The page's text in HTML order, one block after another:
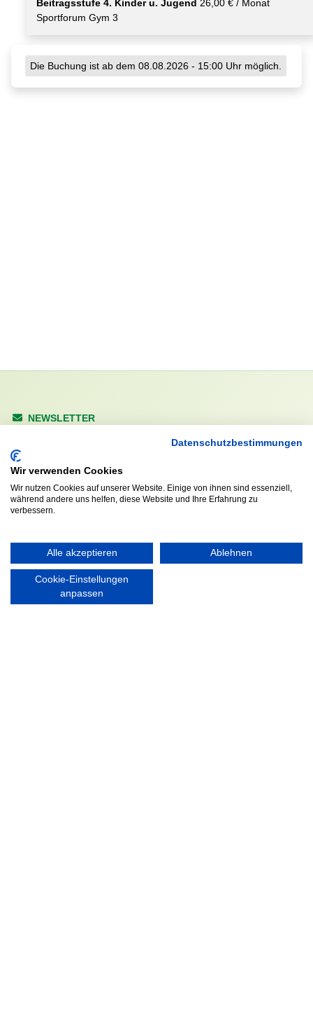
Beitragsstufe 4. Kinder u. Jugend 26,00 € / Monat
Sportforum Gym 3
Die Buchung ist ab dem 08.08.2026 - 15:00 Uhr möglich.
Datenschutzbestimmungen
Wir verwenden Cookies
Wir nutzen Cookies auf unserer Website. Einige von ihnen sind essenziell,
während andere uns helfen, diese Website und Ihre Erfahrung zu
verbessern.
Alle akzeptieren Ablehnen
Cookie-Einstellungen
anpassen
NEWSLETTER
Abonnieren
KONTAKT
Walddörfer Sportverein
Halenreie 32-34
22359 Hamburg
ÖFFNUNGS- UND
SERVICEZEITEN: